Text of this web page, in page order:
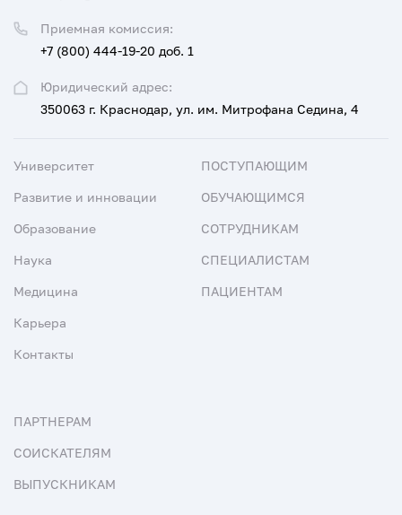
Юридический адрес:
350063 г. Краснодар, ул. им. Митрофана Седина, 4
Приемная комиссия:
+7 (800) 444-19-20 доб. 1
Университет
Развитие и инновации
Образование
Наука
Медицина
Карьера
Контакты
ПОСТУПАЮЩИМ
ОБУЧАЮЩИМСЯ
СОТРУДНИКАМ
СПЕЦИАЛИСТАМ
ПАЦИЕНТАМ
ПАРТНЕРАМ
СОИСКАТЕЛЯМ
ВЫПУСКНИКАМ